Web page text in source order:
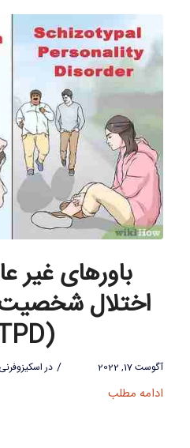
باورهای غیر
اختلال شخصیت
(STPD)
آگوست 17, 2022 / دراسکیزوفرنی
ادامه مطلب